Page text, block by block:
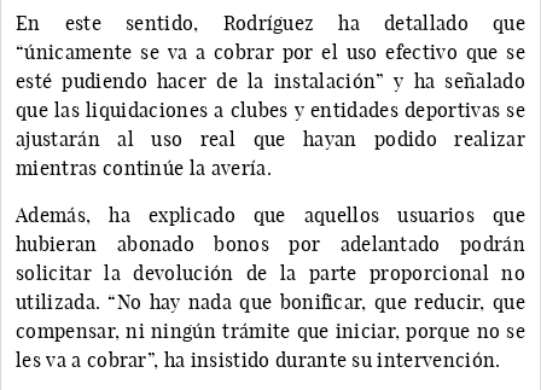
En este sentido, Rodríguez ha detallado que
“únicamente se va a cobrar por el uso efectivo que se
esté pudiendo hacer de la instalación” y ha señalado
que las liquidaciones a clubes y entidades deportivas se
ajustarán al uso real que hayan podido realizar
mientras continúe la avería.
Además, ha explicado que aquellos usuarios que
hubieran abonado bonos por adelantado podrán
solicitar la devolución de la parte proporcional no
utilizada. “No hay nada que bonificar, que reducir, que
compensar, ni ningún trámite que iniciar, porque no se
les va a cobrar”, ha insistido durante su intervención.